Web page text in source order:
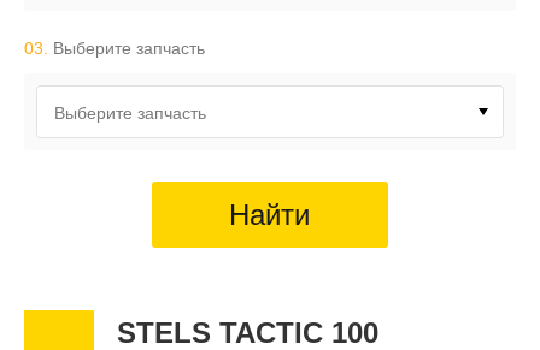
03. Выберите запчасть
Выберите запчасть
Найти
STELS TACTIC 100